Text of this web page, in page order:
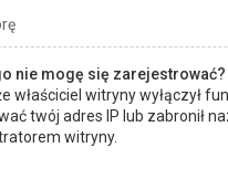
nie mogę się zarejestrować?
właściciel witryny wyłączył
twój adres IP lub zabronił
witryny.